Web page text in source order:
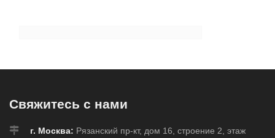
Свяжитесь с нами
г. Москва: Рязанский пр-кт, дом 16, строение 2, этаж